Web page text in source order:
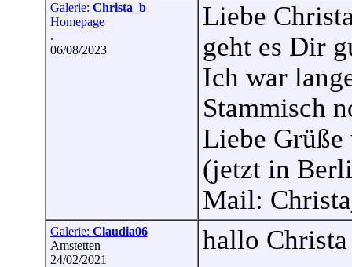
Galerie: Christa_b
Homepage
.
06/08/2023
Liebe
geht es Dir
Ich war
Stammisch
Liebe
(jetzt in
Mail:
Galerie: Claudia06
Amstetten
24/02/2021
hallo Christa